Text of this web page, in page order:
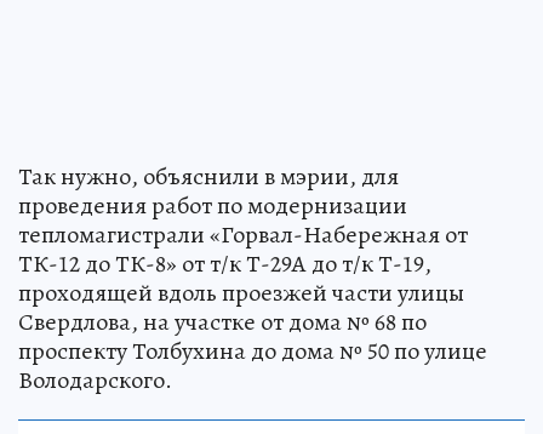
Так нужно, объяснили в мэрии, для
проведения работ по модернизации
тепломагистрали «Горвал-Набережная от
ТК-12 до ТК-8» от т/к Т-29А до т/к Т-19,
проходящей вдоль проезжей части улицы
Свердлова, на участке от дома № 68 по
проспекту Толбухина до дома № 50 по улице
Володарского.